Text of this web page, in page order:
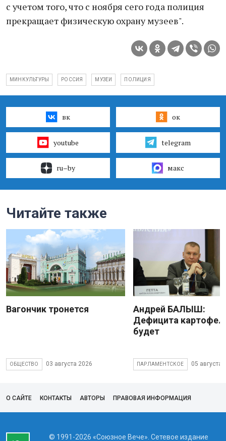
с учетом того, что с ноября сего года полиция
прекращает физическую охрану музеев".
МИНКУЛЬТУРЫ РОССИЯ МУЗЕИ ПОЛИЦИЯ
вк ок
youtube telegram
ru–by макс
Читайте также
Вагончик тронется
ОБЩЕСТВО 03 августа 2026
Андрей БАЛЫШ:
Дефицита
будет
ПАРЛАМЕНТСКОЕ 05 августа
О САЙТЕ КОНТАКТЫ АВТОРЫ ПРАВОВАЯ ИНФОРМАЦИЯ
© 1991-2026 «Союзное Вече». Сетевое издание